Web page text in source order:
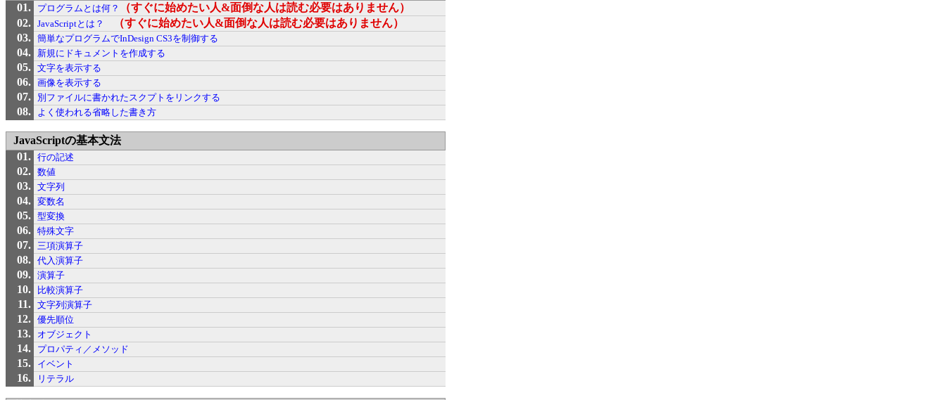
プログラムとは何？ （すぐに始めたい人&面倒な人は読む必要はありません）
JavaScriptとは？ （すぐに始めたい人&面倒な人は読む必要はありません）
簡単なプログラムでInDesign CS3を制御する
新規にドキュメントを作成する
文字を表示する
画像を表示する
別ファイルに書かれたスクプトをリンクする
よく使われる省略した書き方
JavaScriptの基本文法
行の記述
数値
文字列
変数名
型変換
特殊文字
三項演算子
代入演算子
演算子
比較演算子
文字列演算子
優先順位
オブジェクト
プロパティ／メソッド
イベント
リテラル